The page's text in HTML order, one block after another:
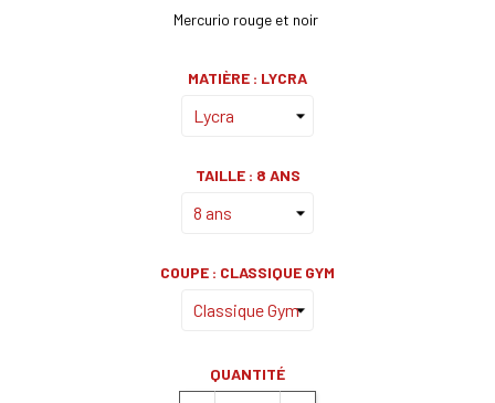
Mercurio rouge et noir
MATIÈRE : LYCRA
TAILLE : 8 ANS
COUPE : CLASSIQUE GYM
QUANTITÉ